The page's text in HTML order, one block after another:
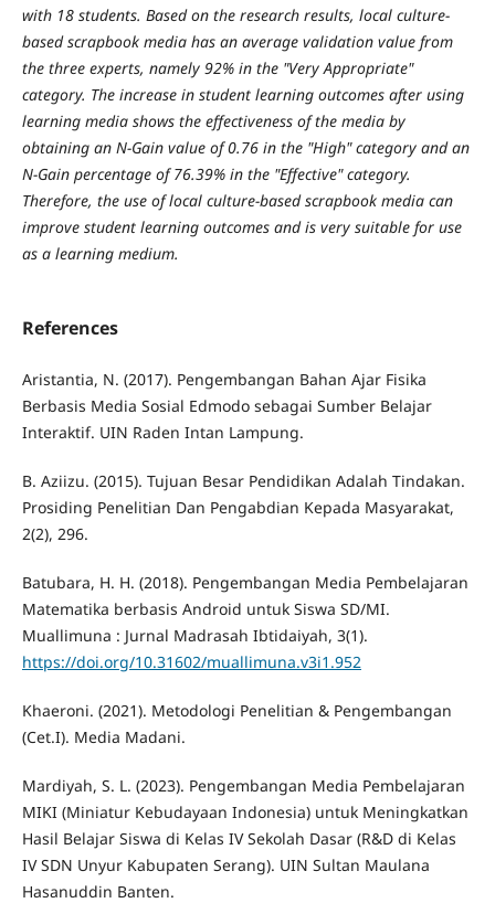
with 18 students. Based on the research results, local culture-
based scrapbook media has an average validation value from
the three experts, namely 92% in the "Very Appropriate"
category. The increase in student learning outcomes after using
learning media shows the effectiveness of the media by
obtaining an N-Gain value of 0.76 in the "High" category and an
N-Gain percentage of 76.39% in the "Effective" category.
Therefore, the use of local culture-based scrapbook media can
improve student learning outcomes and is very suitable for use
as a learning medium.
References
Aristantia, N. (2017). Pengembangan Bahan Ajar Fisika
Berbasis Media Sosial Edmodo sebagai Sumber Belajar
Interaktif. UIN Raden Intan Lampung.
B. Aziizu. (2015). Tujuan Besar Pendidikan Adalah Tindakan.
Prosiding Penelitian Dan Pengabdian Kepada Masyarakat,
2(2), 296.
Batubara, H. H. (2018). Pengembangan Media Pembelajaran
Matematika berbasis Android untuk Siswa SD/MI.
Muallimuna : Jurnal Madrasah Ibtidaiyah, 3(1).
https://doi.org/10.31602/muallimuna.v3i1.952
Khaeroni. (2021). Metodologi Penelitian & Pengembangan
(Cet.I). Media Madani.
Mardiyah, S. L. (2023). Pengembangan Media Pembelajaran
MIKI (Miniatur Kebudayaan Indonesia) untuk Meningkatkan
Hasil Belajar Siswa di Kelas IV Sekolah Dasar (R&D di Kelas
IV SDN Unyur Kabupaten Serang). UIN Sultan Maulana
Hasanuddin Banten.